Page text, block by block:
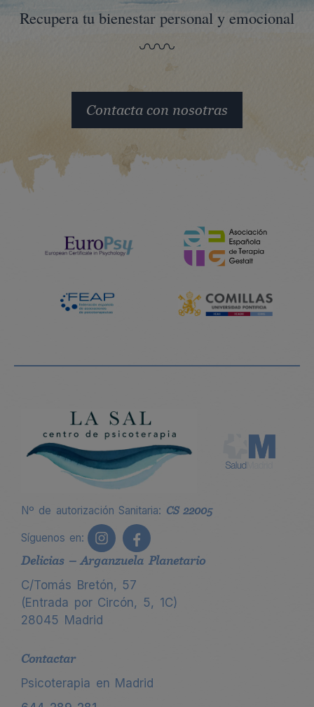
Recupera tu bienestar personal y emocional
Contacta con nosotras
Nº de autorización Sanitaria: CS 22005
Síguenos en:
Delicias – Arganzuela Planetario
C/Tomás Bretón, 57
(Entrada por Circón, 5, 1C)
28045 Madrid
Contactar
Psicoterapia en Madrid